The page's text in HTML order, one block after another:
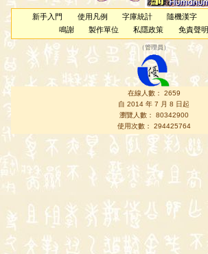
新手入門 使用凡例 字庫統計 隨機漢字
鳴謝
製作單位 私隱政策 免責聲明
（管理員 ）
在線人數： 2659
自 2014 年 7 月 8 日起
瀏覽人數： 80342900
使用次數： 294425764